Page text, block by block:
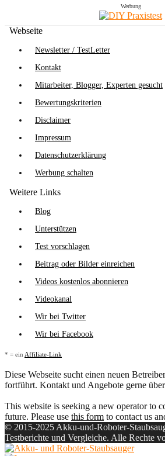
Werbung
Webseite
Newsletter / TestLetter
Kontakt
Mitarbeiter, Blogger, Experten gesucht
Bewertungskriterien
Disclaimer
Impressum
Datenschutzerklärung
Werbung schalten
Weitere Links
Blog
Unterstützen
Test vorschlagen
Beitrag oder Bilder einreichen
Videos kostenlos abonnieren
Videokanal
Wir bei Twitter
Wir bei Facebook
* = ein Affiliate-Link
Diese Webseite sucht einen neuen
fortführt. Kontakt und Angebote gerne über
This website is seeking a new operator to
future. Please use this form to contact us
© 2015-2025 Akku-und-Roboter-
Testberichte und Vergleiche. Alle Rechte